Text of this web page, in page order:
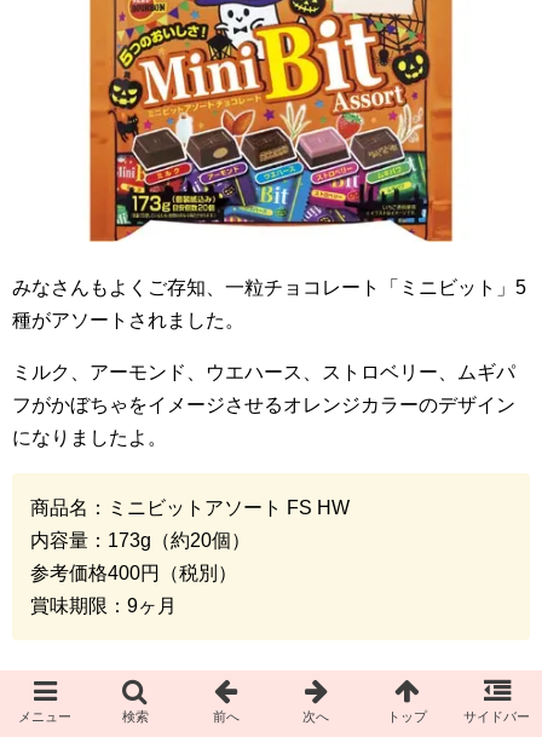
みなさんもよくご存知、一粒チョコレート「ミニビット」 5
種がアソートされました。
ミルク、アーモンド、ウエハース、ストロベリー、ムギパ
フがかぼちゃをイメージさせるオレンジカラーのデザイン
になりましたよ。
商品名：ミニビットアソート FS HW
内容量： 173g （約20個）
参考価格400円（税別）
賞味期限： 9ヶ月